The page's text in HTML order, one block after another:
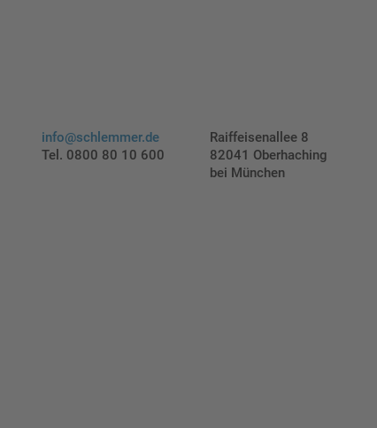
info@schlemmer.de
Tel. 0800 80 10 600
Raiffeisenallee 8
82041 Oberhaching
bei München